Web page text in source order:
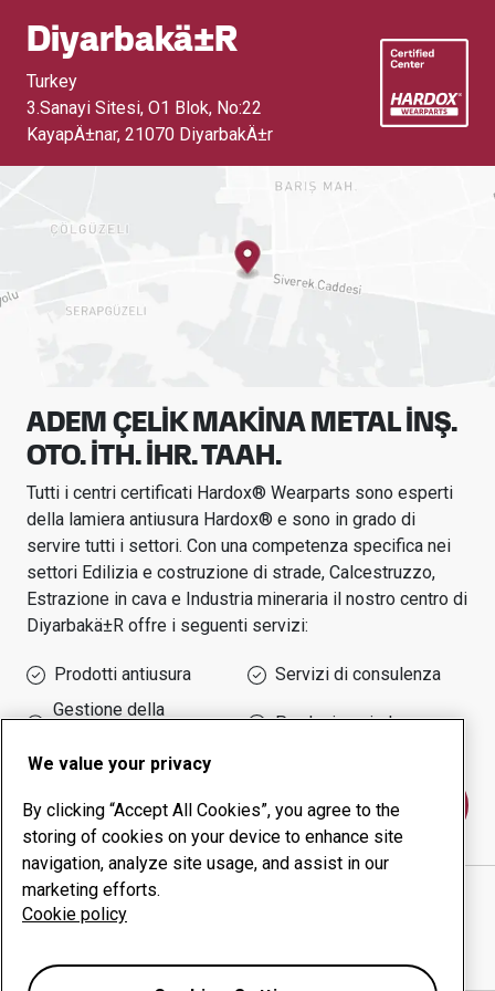
Diyarbakä±r
Turkey
3.Sanayi Sitesi, O1 Blok, No:22
KayapÄ±nar, 21070 DiyarbakÄ±r
ADEM ÇELİK MAKİNA METAL İNŞ.
OTO. İTH. İHR. TAAH.
Tutti i centri certificati Hardox® Wearparts sono esperti
della lamiera antiusura Hardox® e sono in grado di
servire tutti i settori. Con una competenza specifica nei
settori Edilizia e costruzione di strade, Calcestruzzo,
Estrazione in cava e Industria mineraria il nostro centro di
Diyarbakä±r offre i seguenti servizi:
Prodotti antiusura
Servizi di consulenza
Gestione della
Produzione in-house
Contattaci
ADEM ÇELİK MAKİNA METAL İNŞ. OTO. İTH. İHR.
TAAH. sito web
We value your privacy
By clicking “Accept All Cookies”, you agree to the
storing of cookies on your device to enhance site
navigation, analyze site usage, and assist in our
marketing efforts.
Cookie policy